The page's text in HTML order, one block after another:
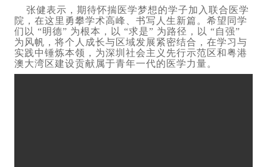
张健表示，期待怀揣医学梦想的学子加入联合医学
院，在这里勇攀学术高峰、书写人生新篇。希望同学
们以 “明德” 为根本，以 “求是” 为路径，以 “自强”
为风帆，将个人成长与区域发展紧密结合，在学习与
实践中锤炼本领，为深圳社会主义先行示范区和粤港
澳大湾区建设贡献属于青年一代的医学力量。